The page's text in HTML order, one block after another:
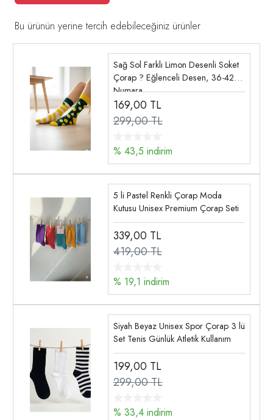
Bu ürünün yerine tercih edebileceğiniz ürünler
Sağ Sol Farklı Limon Desenli Soket
Çorap ? Eğlenceli Desen, 36-42
Numara
169,00 TL
299,00 TL
% 43,5 indirim
5 li Pastel Renkli Çorap Moda
Kutusu Unisex Premium Çorap Seti
339,00 TL
419,00 TL
% 19,1 indirim
Siyah Beyaz Unisex Spor Çorap 3 lü
Set Tenis Günlük Atletik Kullanım
199,00 TL
299,00 TL
% 33,4 indirim